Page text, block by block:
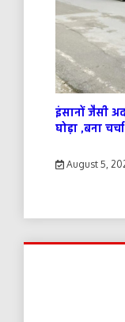
इंसानों जैसी
घोड़ा ,बना
August 5,